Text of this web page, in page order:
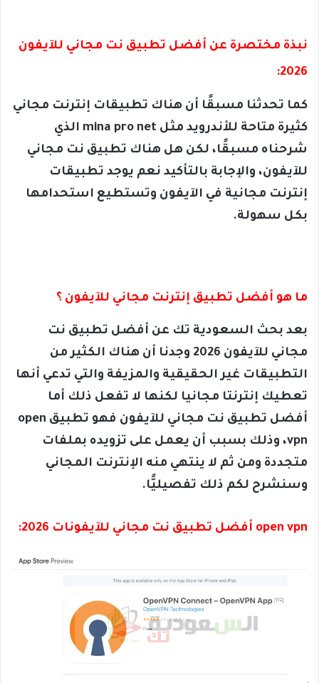
نبذة مختصرة عن أفضل تطبيق نت مجاني للآيفون
2026:
كما تحدثنا مسبقًا أن هناك تطبيقات إنترنت مجاني
كثيرة متاحة للأندرويد مثل mina pro net الذي
شرحناه مسبقًا، لكن هل هناك تطبيق نت مجاني
للآيفون، والإجابة بالتأكيد نعم يوجد تطبيقات
إنترنت مجانية في الآيفون وتستطيع استحدامها
بكل سهولة.
ما هو أفضل تطبيق إنترنت مجاني للآيفون ؟
بعد بحث السعودية تك عن أفضل تطبيق نت
مجاني للآيفون 2026 وجدنا أن هناك الكثير من
التطبيقات غير الحقيقية والمزيفة والتي تدعي أنها
تعطيك إنترنتا مجانيا لكنها لا تفعل ذلك أما
أفضل تطبيق نت مجاني للآيفون فهو تطبيق open
vpn، وذلك بسبب أن يعمل على تزويده بملفات
متجددة ومن ثم لا ينتهي منه الإنترنت المجاني
وسنشرح لكم ذلك تفصيليًّا.
open vpn أفضل تطبيق نت مجاني للآيفونات 2026: